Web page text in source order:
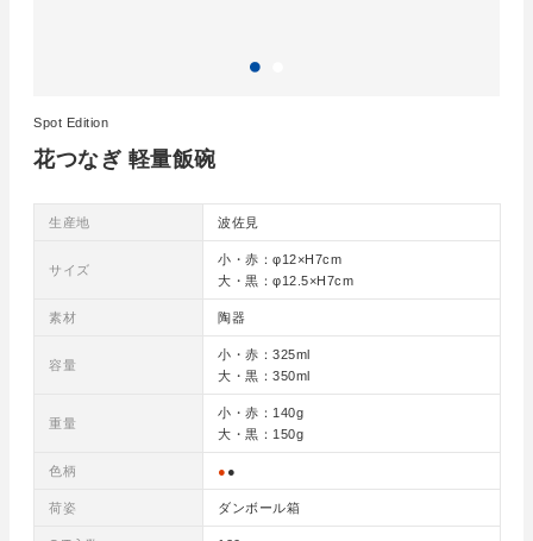
花つなぎ 軽量飯碗
Spot Edition
生産地 波佐見
サイズ
小・赤：φ12×H7cm
大・黒：φ12.5×H7cm
素材 陶器
容量
小・赤：325ml
大・黒：350ml
重量
小・赤：140g
大・黒：150g
色柄 ● ●
荷姿 ダンボール箱